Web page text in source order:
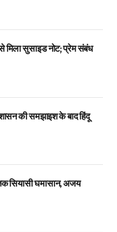
मिला सुसाइड नोट; प्रेम संबंध
की समझाइश के बाद हिंदू
सियासी घमासान, अजय